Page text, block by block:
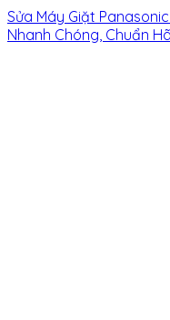
Sửa Máy Giặt
Nhanh Chóng, Chuẩn